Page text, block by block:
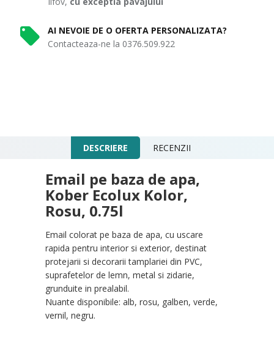
AI NEVOIE DE O OFERTA PERSONALIZATA?
Contacteaza-ne la 0376.509.922
DESCRIERE RECENZII
Email pe baza de apa,
Kober Ecolux Kolor,
Rosu, 0.75l
Email colorat pe baza de apa, cu uscare
rapida pentru interior si exterior, destinat
protejarii si decorarii tamplariei din PVC,
suprafetelor de lemn, metal si zidarie,
grunduite in prealabil.
Nuante disponibile: alb, rosu, galben, verde,
vernil, negru.